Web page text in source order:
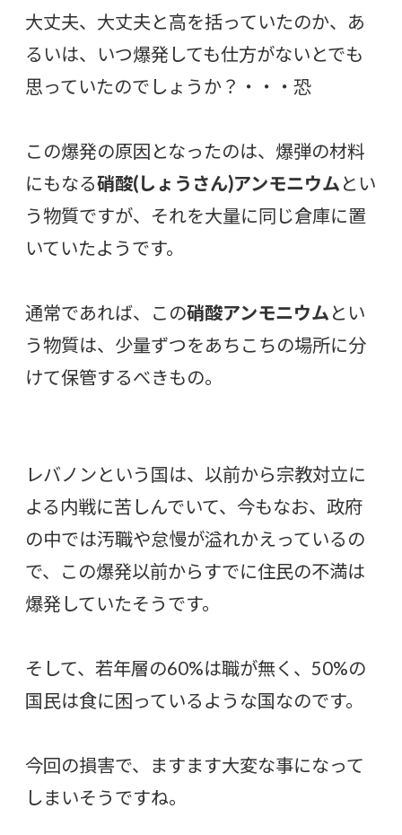
大丈夫、大丈夫と高を括っていたのか、あ
るいは、いつ爆発しても仕方がないとでも
思っていたのでしょうか？・・・恐
この爆発の原因となったのは、爆弾の材料
にもなる硝酸(しょうさん)アンモニウム とい
う物質ですが、それを大量に同じ倉庫に置
いていたようです。
通常であれば、この硝酸アンモニウム とい
う物質は、少量ずつをあちこちの場所に分
けて保管するべきもの。
レバノンという国は、以前から宗教対立に
よる内戦に苦しんでいて、今もなお、政府
の中では汚職や怠慢が溢れかえっているの
で、この爆発以前からすでに住民の不満は
爆発していたそうです。
そして、若年層の60%は職が無く、50%の
国民は食に困っているような国なのです。
今回の損害で、ますます大変な事になって
しまいそうですね。